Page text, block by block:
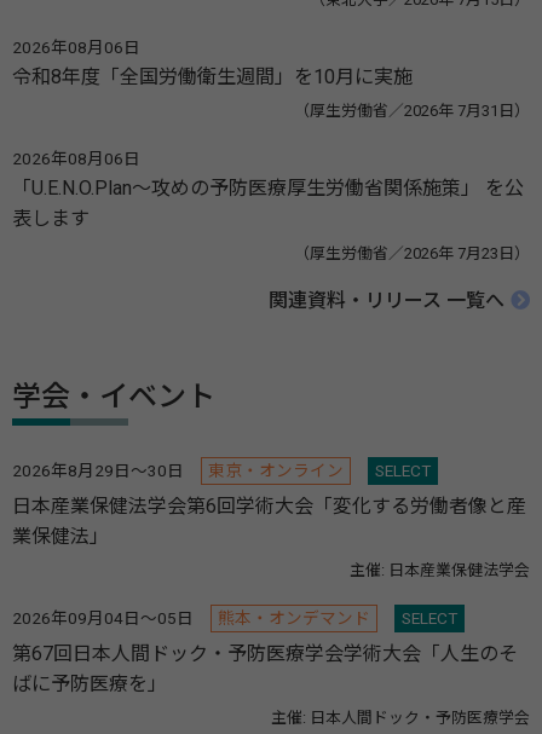
2026年08月06日
令和8年度「全国労働衛生週間」を10月に実施
（厚生労働省／2026年 7月31日）
2026年08月06日
「U.E.N.O.Plan～攻めの予防医療厚生労働省関係施策」 を公
表します
（厚生労働省／2026年 7月23日）
関連資料・リリース 一覧へ
学会・イベント
2026年8月29日～30日 東京・オンライン SELECT
日本産業保健法学会第6回学術大会「変化する労働者像と産
業保健法」
主催: 日本産業保健法学会
2026年09月04日～05日 熊本・オンデマンド SELECT
第67回日本人間ドック・予防医療学会学術大会「人生のそ
ばに予防医療を」
主催: 日本人間ドック・予防医療学会